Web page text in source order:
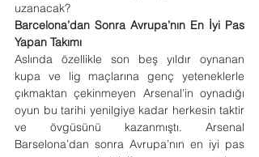
uzanacak?
Barcelona’dan Sonra Avrupa’nın En İyi Pas
Yapan Takımı
Aslında özellikle son beş yıldır oynanan
kupa ve lig maçlarına genç yeteneklerle
çıkmaktan çekinmeyen Arsenal’in oynadığı
oyun bu tarihi yenilgiye kadar herkesin taktir
ve övgüsünü kazanmıştı. Arsenal
Barselona’dan sonra Avrupa’nın en iyi pas